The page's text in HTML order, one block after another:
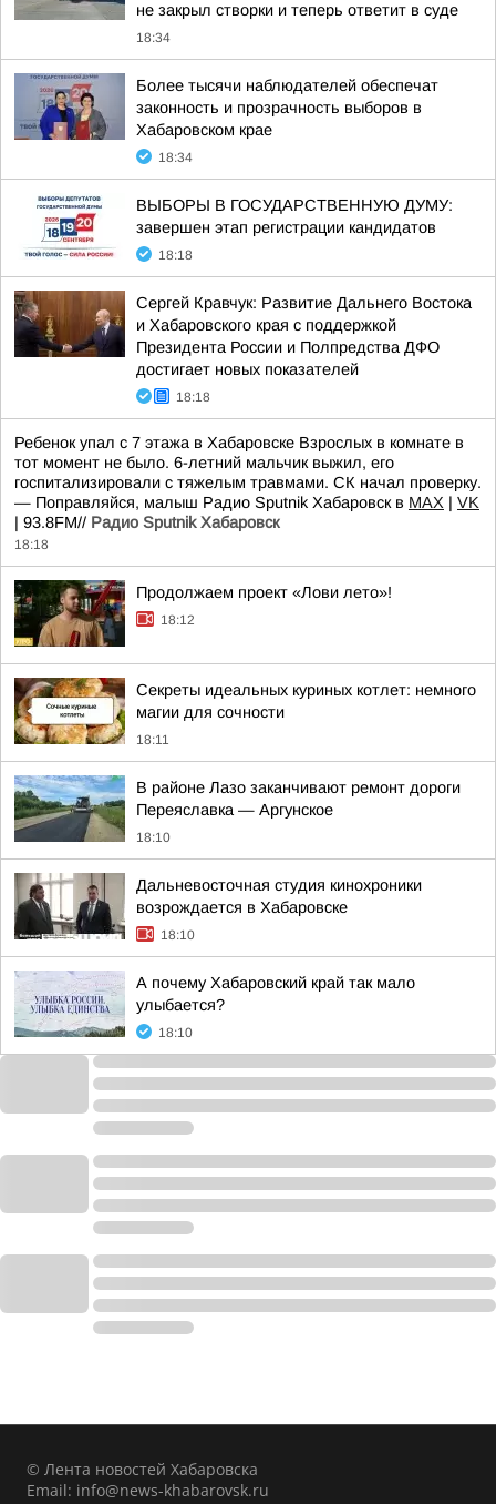
не закрыл створки и теперь ответит в суде
18:34
Более тысячи наблюдателей обеспечат
законность и прозрачность выборов в
Хабаровском крае
18:34
ВЫБОРЫ В ГОСУДАРСТВЕННУЮ ДУМУ:
завершен этап регистрации кандидатов
18:18
Сергей Кравчук: Развитие Дальнего Востока
и Хабаровского края с поддержкой
Президента России и Полпредства ДФО
достигает новых показателей
18:18
Ребенок упал с 7 этажа в Хабаровске Взрослых в комнате в
тот момент не было. 6-летний мальчик выжил, его
госпитализировали с тяжелым травмами. СК начал проверку.
— Поправляйся, малыш Радио Sputnik Хабаровск в MAX | VK
| 93.8FM// Радио Sputnik Хабаровск
18:18
Продолжаем проект «Лови лето»!
18:12
Секреты идеальных куриных котлет: немного
магии для сочности
18:11
В районе Лазо заканчивают ремонт дороги
Переяславка — Аргунское
18:10
Дальневосточная студия кинохроники
возрождается в Хабаровске
18:10
А почему Хабаровский край так мало
улыбается?
18:10
© Лента новостей Хабаровска
Email: info@news-khabarovsk.ru